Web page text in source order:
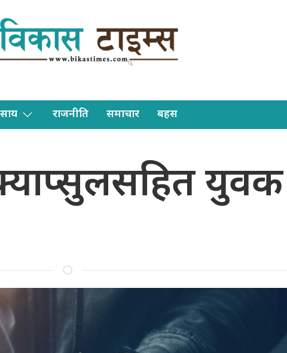
राजनीति समाचार बहस
युवक